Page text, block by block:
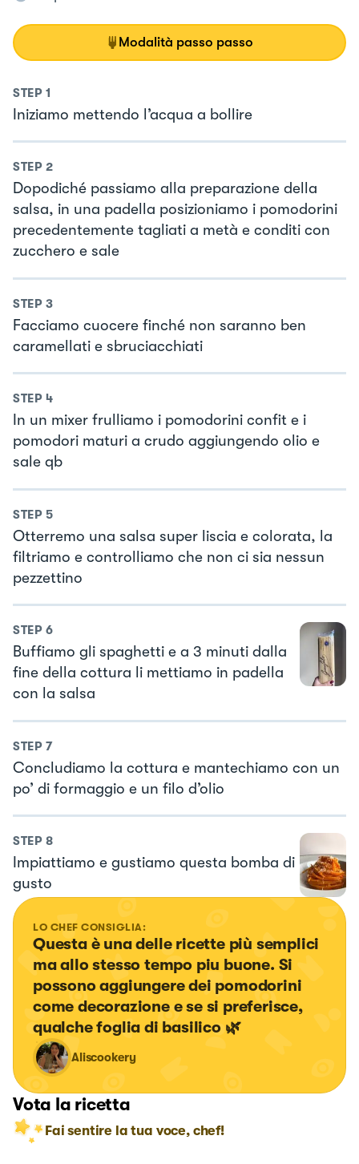
Modalità passo passo
STEP 1
Iniziamo mettendo l’acqua a bollire
STEP 2
Dopodiché passiamo alla preparazione della
salsa, in una padella posizioniamo i pomodorini
precedentemente tagliati a metà e conditi con
zucchero e sale
STEP 3
Facciamo cuocere finché non saranno ben
caramellati e sbruciacchiati
STEP 4
In un mixer frulliamo i pomodorini confit e i
pomodori maturi a crudo aggiungendo olio e
sale qb
STEP 5
Otterremo una salsa super liscia e colorata, la
filtriamo e controlliamo che non ci sia nessun
pezzettino
STEP 6
Buffiamo gli spaghetti e a 3 minuti dalla
fine della cottura li mettiamo in padella
con la salsa
STEP 7
Concludiamo la cottura e mantechiamo con un
po’ di formaggio e un filo d’olio
STEP 8
Impiattiamo e gustiamo questa bomba di
gusto
LO CHEF CONSIGLIA:
Questa è una delle ricette più semplici
ma allo stesso tempo piu buone. Si
possono aggiungere dei pomodorini
come decorazione e se si preferisce,
qualche foglia di basilico 🌿
Aliscookery
Vota la ricetta
Fai sentire la tua voce, chef!